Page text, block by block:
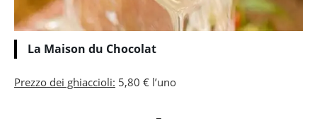
La Maison du Chocolat
Prezzo dei ghiaccioli: 5,80 € l’uno